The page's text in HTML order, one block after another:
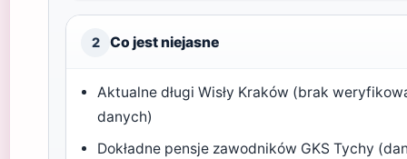
2 Co jest niejasne
Aktualne długi Wisły Kraków (brak
danych)
Dokładne pensje zawodników GKS Tychy